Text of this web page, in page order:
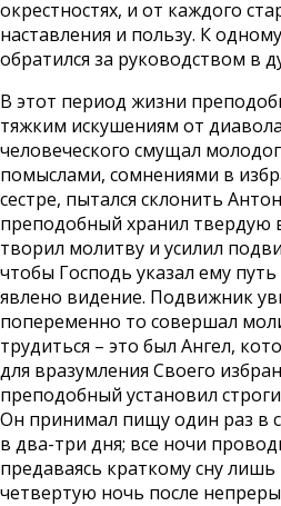
окрестностях, и от каждого
наставления и пользу. К
обратился за руководством в
В этот период жизни
тяжким искушениям от
человеческого смущал
помыслами, сомнениями в
сестре, пытался склонить
преподобный хранил твердую
творил молитву и усилил
чтобы Господь указал ему
явлено видение. Подвижник
попеременно то совершал
трудиться – это был Ангел,
для вразумления Своего
преподобный установил
Он принимал пищу один раз в
в два-три дня; все ночи
предаваясь краткому сну
четвертую ночь после